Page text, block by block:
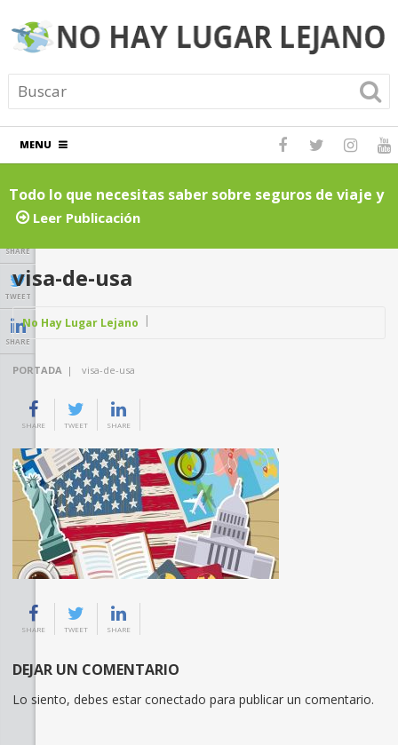
MENU
Todo lo que necesitas saber sobre seguros de viaje y
asistencia en carretera: Guía completa
Leer Publicación
SHARE
TWEET
SHARE
visa-de-usa
No Hay Lugar Lejano
PORTADA | visa-de-usa
SHARE TWEET SHARE
SHARE TWEET SHARE
DEJAR UN COMENTARIO
Lo siento, debes estar conectado para publicar un comentario.